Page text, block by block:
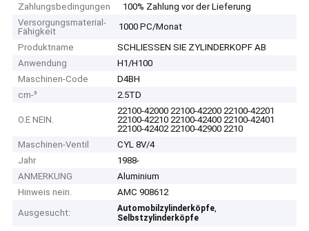
Zahlungsbedingungen
100% Zahlung vor der Lieferung
Versorgungsmaterial-
Fähigkeit
1000 PC/Monat
Produktname
SCHLIESSEN SIE ZYLINDERKOPF AB
Anwendung
H1/H100
Maschinen-Code
D4BH
cm-³
2.5TD
O.E NEIN.
22100-42000 22100-42200 22100-42201
22100-42210 22100-42400 22100-42401
22100-42402 22100-42900 2210
Maschinen-Ventil
CYL 8V/4
Jahr
1988-
ANMERKUNG
Aluminium
Hinweis nein.
AMC 908612
Ausgesucht:
Automobilzylinderköpfe,
Selbstzylinderköpfe